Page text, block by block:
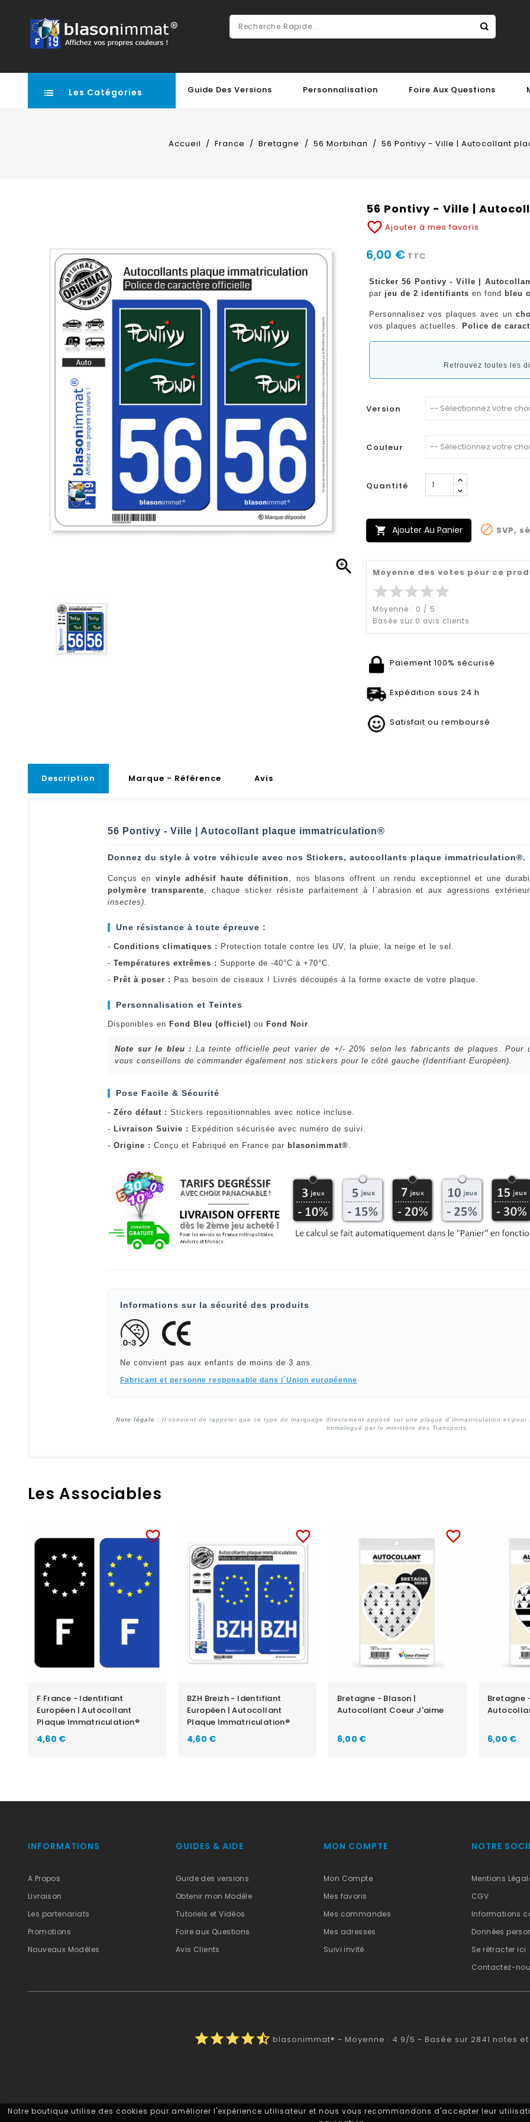
Notre boutique utilise des cookies pour améliorer l'expérience utilisateur et nous vous recommandons d'accepter leur
Les Catégories Guide Des Versions Personnalisation Foire Aux Questions
Accueil France Bretagne 56 Morbihan 56 Pontivy - Ville | Autocollant

56 Pontivy - Ville |
favorite_border Ajouter à mes favoris
6,00 € TTC
Sticker 56 Pontivy - Ville |
par jeu de 2 identifiants en fond bleu
Personnalisez vos plaques avec un
vos plaques actuelles.
Police de
Retrouvez toutes les
Version
Couleur
Quantité
 Ajouter Au Panier  SVP,
Moyenne des votes pour ce
starstarstarstarstar
Moyenne : 0 / 5
Basée sur 0 avis clients.
Paiement 100% sécurisé
Expédition sous 24 h
Satisfait ou remboursé
Description Marque - Référence Avis
56 Pontivy - Ville | Autocollant plaque immatriculation®
Donnez du style à votre véhicule avec nos Stickers, autocollants plaque immatriculation®.
Conçus en vinyle adhésif haute définition , nos blasons offrent un rendu exceptionnel et une
polymère transparente , chaque sticker résiste parfaitement à l`abrasion et aux agressions
insectes)
Une résistance à toute épreuve :
- Conditions climatiques : Protection totale contre les UV, la pluie, la neige et le sel.
- Températures extrêmes : Supporte de -40°C à +70°C.
- Prêt à poser : Pas besoin de ciseaux ! Livrés découpés à la forme exacte de votre plaque.
Personnalisation et Teintes
Disponibles en Fond Bleu (officiel) ou Fond Noir
Note sur le bleu : La teinte officielle peut varier de +/- 20% selon les fabricants de plaques. Pour
vous conseillons de commander également nos stickers pour le côté gauche (Identifiant Européen).
Pose Facile & Sécurité
- Zéro défaut : Stickers repositionnables avec notice incluse.
- Livraison Suivie : Expédition sécurisée avec numéro de suivi.
- Origine : Conçu et Fabriqué en France par blasonimmat®
Informations sur la sécurité des produits
Ne convient pas aux enfants de moins de 3 ans.
Fabricant et personne responsable dans l`Union européenne
Note légale : Il convient de rappeler que ce type de marquage directement apposé sur une plaque d`immatriculation et
homologué par le ministère des Transports.
Les Associables
favorite_border
F France - Identifiant
Européen | Autocollant
Plaque Immatriculation®
Prix
4,60 €
favorite_border
BZH Breizh - Identifiant
Européen | Autocollant
Plaque Immatriculation®
Prix
4,60 €
favorite_border
Bretagne - Blason |
Autocollant Coeur J'aime
Prix
6,00 €
Bretagne
Prix
6,00 €
INFORMATIONS
A Propos
Livraison
Les partenariats
Promotions
Nouveaux Modèles
GUIDES & AIDE
Guide des versions
Obtenir mon Modèle
Tutoriels et Vidéos
Foire aux Questions
Avis Clients
MON COMPTE
Mon Compte
Mes favoris
Mes commandes
Mes adresses
Suivi invité
NOTRE
Mentions
CGV
Informations
Données
Se rétracter ici
Contactez-
starstarstarstarstar_half blasonimmat® - Moyenne : 4.9/5 - Basée sur 2841 notes et